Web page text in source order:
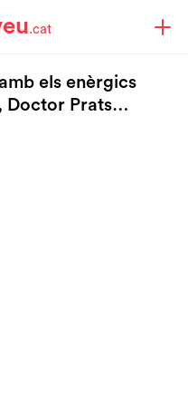
.cat
els enèrgics
Doctor Prats…